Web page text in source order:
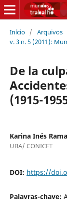
Início / Arquivos
v. 3 n. 5 (2011):
De la
(1915-
Karina Inés
UBA/ CONICET
DOI: https://
Palavras-chave: